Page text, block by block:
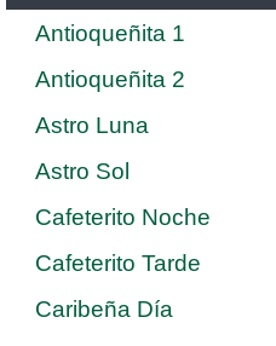
Antioqueñita 1
Antioqueñita 2
Astro Luna
Astro Sol
Cafeterito Noche
Cafeterito Tarde
Caribeña Día